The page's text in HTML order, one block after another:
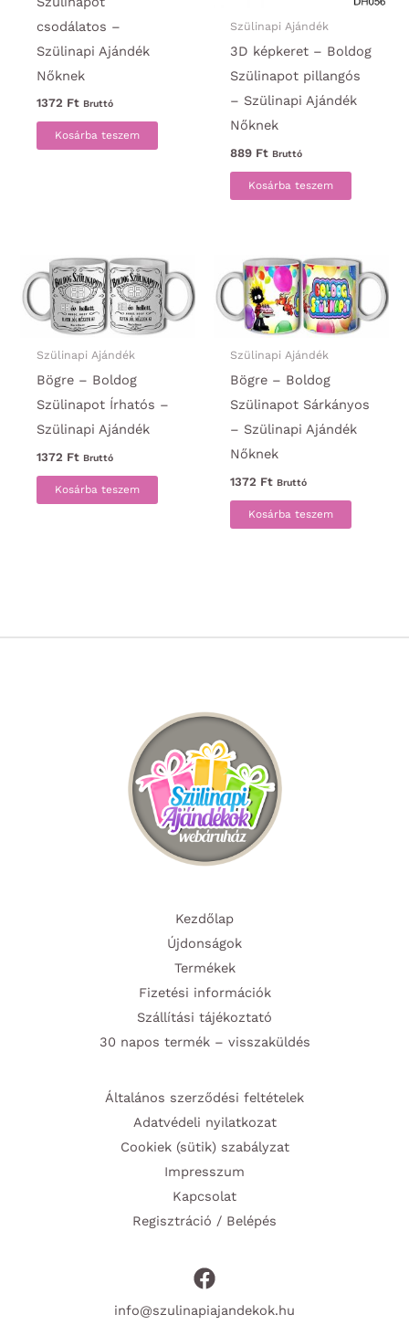
csodálatos –
Szülinapi Ajándék
Nőknek
1372 Ft Bruttó
Kosárba teszem
Szülinapi Ajándék
3D képkeret – Boldog
Szülinapot pillangós
– Szülinapi Ajándék
Nőknek
889 Ft Bruttó
Kosárba teszem
Szülinapi Ajándék
Bögre – Boldog
Szülinapot Írhatós –
Szülinapi Ajándék
1372 Ft Bruttó
Kosárba teszem
Szülinapi Ajándék
Bögre – Boldog
Szülinapot Sárkányos
– Szülinapi Ajándék
Nőknek
1372 Ft Bruttó
Kosárba teszem
Kezdőlap
Újdonságok
Termékek
Fizetési információk
Szállítási tájékoztató
30 napos termék – visszaküldés
Általános szerződési feltételek
Adatvédeli nyilatkozat
Cookiek (sütik) szabályzat
Impresszum
Kapcsolat
Regisztráció / Belépés
info@szulinapiajandekok.hu